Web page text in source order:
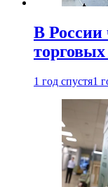
В России
торговых
1 год спустя1